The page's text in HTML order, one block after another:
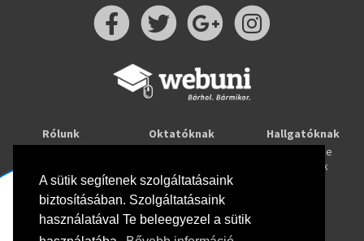
A sütik segítenek szolgáltatásaink
biztosításában. Szolgáltatásaink
használatával Te beleegyezel a sütik
Rólunk
Oktatóknak
Webuni Stúdió
Hallgatóknak
Tanulj online
Képzések
Info
Adatkezelési tájékoztató
ÁSZF